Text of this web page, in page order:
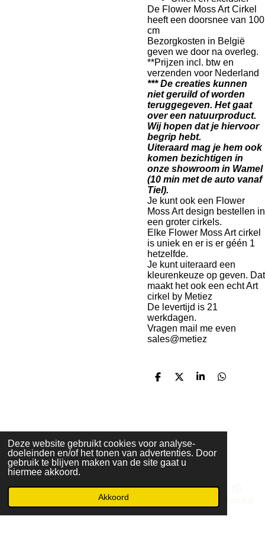
Deze website gebruikt cookies voor analyse-
doeleinden en/of het tonen van advertenties. Door
gebruik te blijven maken van de site gaat u
hiermee akkoord.
Akkoord
De Flower Moss Art Cirkel
heeft een doorsnee van 100
cm
Bezorgkosten in België
geven we door na overleg.
**Prijzen incl. btw en
verzenden voor Nederland
*** De creaties kunnen
niet geruild of worden
teruggegeven. Het gaat
over een natuurproduct.
Wij hopen dat je hiervoor
begrip hebt.
Uiteraard mag je hem ook
komen bezichtigen in
onze showroom in Wamel
(10 min met de auto vanaf
Tiel).
Je kunt ook een Flower
Moss Art design bestellen in
een groter cirkels.
Elke Flower Moss Art cirkel
is uniek en er is er géén 1
hetzelfde.
Je kunt uiteraard een
kleurenkeuze op geven. Dat
maakt het ook een echt Art
cirkel by Metiez
De levertijd is 21
werkdagen.
Vragen mail me even
sales@metiez
D
D
S
D
P
i
n
t
e
e
I
n
s
t
a
r
L
i
n
k
e
I
© 2020 - 2026 Metiez
Telefoonnummer